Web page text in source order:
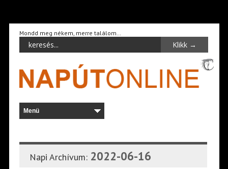
Mondd meg nékem, merre találom…
Napi Archívum: 2022-06-16